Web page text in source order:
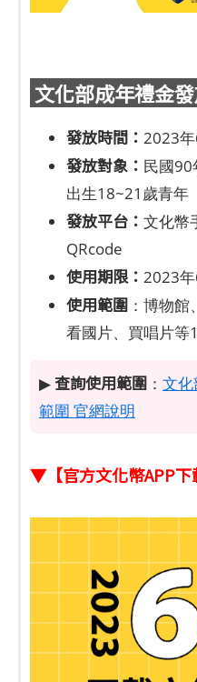
文化部成年禮金
發放時間： 2023
發放對象： 民國
出生18~21歲青年
發放平台： 文化幣
QRcode
使用期限： 2023
使用範圍 ：博物館
看國片、買唱片等
▶查詢使用範圍 ： 文化
範圍 官網說明
▼【官方文化幣APP下